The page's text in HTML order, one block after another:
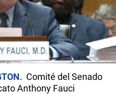
Comité del Senado
Anthony Fauci